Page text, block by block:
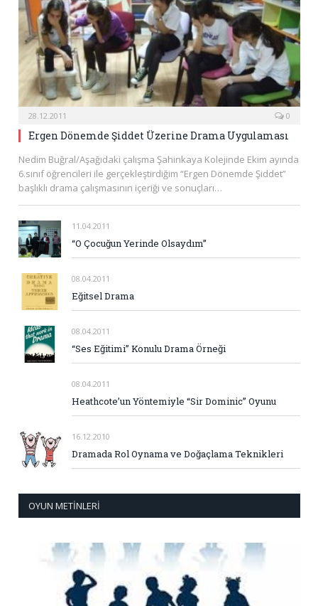
28.12.2011 0
Ergen Dönemde Şiddet Üzerine Drama Uygulaması
Nedim Buğral/Aşağıdaki çalışma Şahinkaya Kolejinde Ekim ayında
6.sınıf öğrencileri ile gerçekleştirdiğim “Ergen Dönemde Şiddet”
başlıklı drama çalışmasının içeriği ve sonuçları…
11.04.2011
“O Çocuğun Yerinde Olsaydım”
08.04.2011
Eğitsel Drama
08.04.2011
“Ses Eğitimi” Konulu Drama Örneği
08.04.2011
Heathcote’un Yöntemiyle “Sir Dominic” Oyunu
16.12.2010
Dramada Rol Oynama ve Doğaçlama Teknikleri
OYUN METINLERI